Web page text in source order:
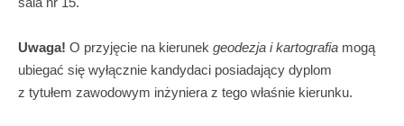
Uwaga! O przyjęcie na kierunek geodezja i kartografia mogą
ubiegać się wyłącznie kandydaci posiadający dyplom
z tytułem zawodowym inżyniera z tego właśnie kierunku.